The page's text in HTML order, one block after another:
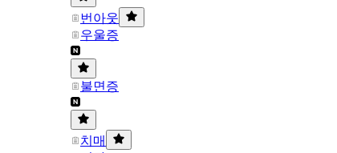
번아웃
우울증
불면증
치매